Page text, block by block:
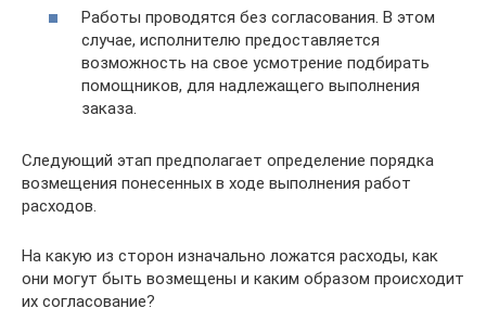
Работы проводятся без согласования. В этом
случае, исполнителю предоставляется
возможность на свое усмотрение подбирать
помощников, для надлежащего выполнения
заказа.
Следующий этап предполагает определение порядка
возмещения понесенных в ходе выполнения работ
расходов.
На какую из сторон изначально ложатся расходы, как
они могут быть возмещены и каким образом происходит
их согласование?